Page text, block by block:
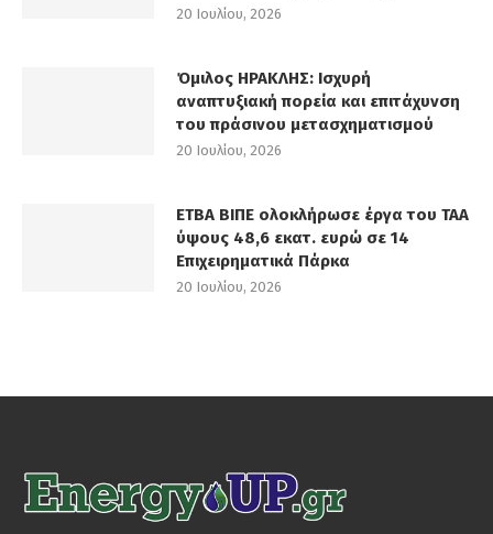
20 Ιουλίου, 2026
Όμιλος ΗΡΑΚΛΗΣ: Ισχυρή
αναπτυξιακή πορεία και επιτάχυνση
του πράσινου μετασχηματισμού
20 Ιουλίου, 2026
ΕΤΒΑ ΒΙΠΕ ολοκλήρωσε έργα του ΤΑΑ
ύψους 48,6 εκατ. ευρώ σε 14
Επιχειρηματικά Πάρκα
20 Ιουλίου, 2026